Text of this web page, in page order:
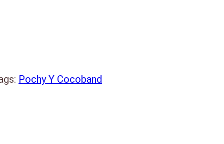
included Kinito Méndez Bobby
Each of whom went on to a career
Pochy Y Cocoband